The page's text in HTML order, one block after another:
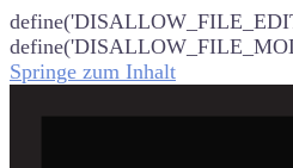
Springe zum Inhalt